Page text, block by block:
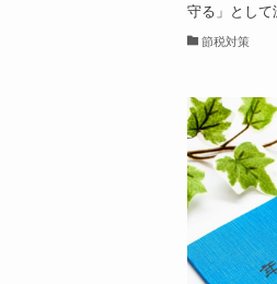
守る」として
節税対策